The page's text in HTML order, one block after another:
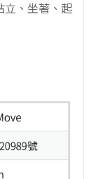
立、坐著、起